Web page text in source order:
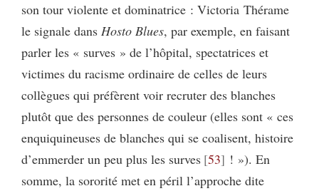
son tour violente et dominatrice : Victoria Thérame
le signale dans Hosto Blues, par exemple, en faisant
parler les « surves » de l’hôpital, spectatrices et
victimes du racisme ordinaire de celles de leurs
collègues qui préfèrent voir recruter des blanches
plutôt que des personnes de couleur (elles sont « ces
enquiquineuses de blanches qui se coalisent, histoire
d’emmerder un peu plus les surves 53
! »). En
somme, la sororité met en péril l’approche dite